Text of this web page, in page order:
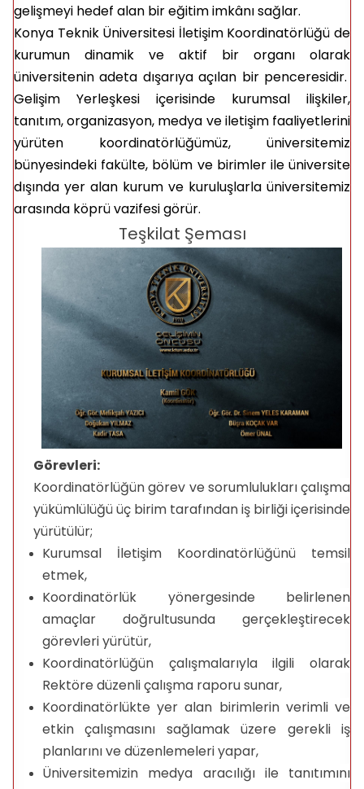
gelişmeyi hedef alan bir eğitim imkânı sağlar.
Konya Teknik Üniversitesi İletişim Koordinatörlüğü de
kurumun dinamik ve aktif bir organı olarak
üniversitenin adeta dışarıya açılan bir penceresidir.
Gelişim Yerleşkesi içerisinde kurumsal ilişkiler,
tanıtım, organizasyon, medya ve iletişim faaliyetlerini
yürüten koordinatörlüğümüz, üniversitemiz
bünyesindeki fakülte, bölüm ve birimler ile üniversite
dışında yer alan kurum ve kuruluşlarla üniversitemiz
arasında köprü vazifesi görür.
Teşkilat Şeması
Görevleri:
Koordinatörlüğün görev ve sorumlulukları çalışma
yükümlülüğü üç birim tarafından iş birliği içerisinde
yürütülür;
Kurumsal İletişim Koordinatörlüğünü temsil
etmek,
Koordinatörlük yönergesinde belirlenen
amaçlar doğrultusunda gerçekleştirecek
görevleri yürütür,
Koordinatörlüğün çalışmalarıyla ilgili olarak
Rektöre düzenli çalışma raporu sunar,
Koordinatörlükte yer alan birimlerin verimli ve
etkin çalışmasını sağlamak üzere gerekli iş
planlarını ve düzenlemeleri yapar,
Üniversitemizin medya aracılığı ile tanıtımını